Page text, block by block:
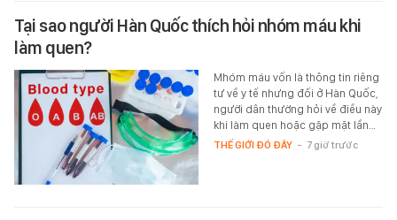
Tại sao người Hàn Quốc thích hỏi nhóm máu khi
làm quen?
Mhóm máu vốn là thông tin riêng
tư về y tế nhưng đối ở Hàn Quốc,
người dân thường hỏi về điều này
khi làm quen hoặc gặp mặt lần…
THẾ GIỚI ĐÓ ĐÂY - 7 giờ trước